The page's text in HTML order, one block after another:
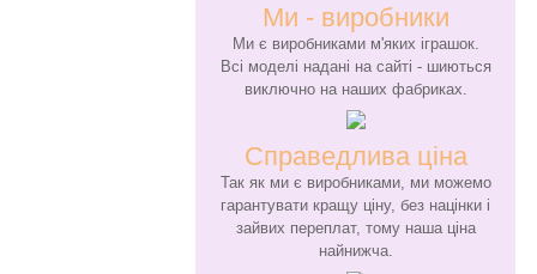
Ми - виробники
Ми є виробниками м'яких іграшок.
Всі моделі надані на сайті - шиються
виключно на наших фабриках.
Справедлива ціна
Так як ми є виробниками, ми можемо
гарантувати кращу ціну, без націнки і
зайвих переплат, тому наша ціна
найнижча.